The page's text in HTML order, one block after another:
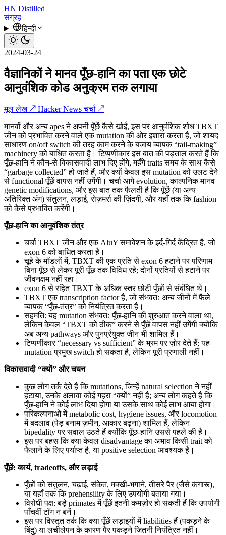
HN Distilled
संग्रह
हिन्दी
2024-03-24
वैज्ञानिकों ने मानव पूँछ-हानि का पता एक छोटे
आनुवंशिक कोड अनुक्रम तक लगाया
मूल लेख ↗ Hacker News चर्चा ↗
मानवों और अन्य apes ने अपनी पूँछें कैसे खोईं, इस पर आनुवंशिक शोध TBXT
जीन को प्रभावित करने वाले एक mutation की ओर इशारा करता है, जो शायद
साधारण on/off switch की तरह काम करने के बजाय व्यापक “tail-making”
machinery को बाधित करता है। टिप्पणीकार इस बात की पड़ताल करते हैं कि
पूँछ-हानि ने कौन-से विकासवादी लाभ दिए होंगे, महँगे traits समय के साथ कैसे
“garbage collected” हो जाते हैं, और क्यों केवल इस mutation को उलट देने
से functional पूँछें वापस नहीं उगेंगी। चर्चा आगे evolution, काल्पनिक मानव
genetic modifications, और इस बात तक फैलती है कि पूँछें (या अन्य
अतिरिक्त अंग) संतुलन, लड़ाई, रोज़मर्रा की ज़िंदगी, और यहाँ तक कि fashion
को कैसे प्रभावित करेंगी।
पूँछ-हानि का आनुवंशिक तंत्र
चर्चा TBXT जीन और एक AluY समावेशन के इर्द-गिर्द केंद्रित है, जो
exon 6 को बाधित करता है।
चूहे के मॉडलों में, TBXT की एक प्रति से exon 6 हटाने पर परिणाम
बिना पूँछ से लेकर पूरी पूँछ तक विविध रहे; दोनों प्रतियों से हटाने पर
जीवनक्षम नहीं रहा।
exon 6 से रहित TBXT के अधिक स्तर छोटी पूँछों से संबंधित थे।
TBXT एक transcription factor है, जो संभवतः अन्य जीनों में फैले
व्यापक “पूँछ-तंत्र” को नियंत्रित करता है।
सहमति: यह mutation संभवतः पूँछ-हानि की शुरुआत करने वाला था,
लेकिन केवल “TBXT को ठीक” करने से पूँछें वापस नहीं उगेंगी क्योंकि
अब अन्य pathways और पुनर्प्रयुक्त जीन भी शामिल हैं।
टिप्पणीकार “necessary vs sufficient” के भ्रम पर ज़ोर देते हैं; यह
mutation प्रमुख switch हो सकता है, लेकिन पूरी प्रणाली नहीं।
विकासवादी “क्यों” और चयन
कुछ लोग तर्क देते हैं कि mutations, जिन्हें natural selection ने नहीं
हटाया, उनके अलावा कोई गहरा “क्यों” नहीं है; अन्य लोग कहते हैं कि
पूँछ-हानि ने कोई लाभ दिया होगा या उसके साथ कोई लाभ आया होगा।
परिकल्पनाओं में metabolic cost, hygiene issues, और locomotion
में बदलाव (पेड़ बनाम ज़मीन, आकार बढ़ना) शामिल हैं, लेकिन
bipedality पर सवाल उठते हैं क्योंकि पूँछ-हानि उससे पहले की है।
इस पर बहस कि क्या केवल disadvantage का अभाव किसी trait को
फैलाने के लिए पर्याप्त है, या positive selection आवश्यक है।
पूँछें: कार्य, tradeoffs, और लड़ाई
पूँछों को संतुलन, चढ़ाई, संकेत, मक्खी-भगाने, तीसरे पैर (जैसे कंगारू),
या यहाँ तक कि prehensility के लिए उपयोगी बताया गया।
विरोधी पक्ष: बड़े primates में पूँछें इतनी कमज़ोर हो सकती हैं कि उपयोगी
पाँचवीं टाँग न बनें।
इस पर विस्तृत तर्क कि क्या पूँछें लड़ाइयों में liabilities हैं (पकड़ने के
बिंदु) या लचीलेपन के कारण पैर पकड़ने जितनी नियंत्रित नहीं।